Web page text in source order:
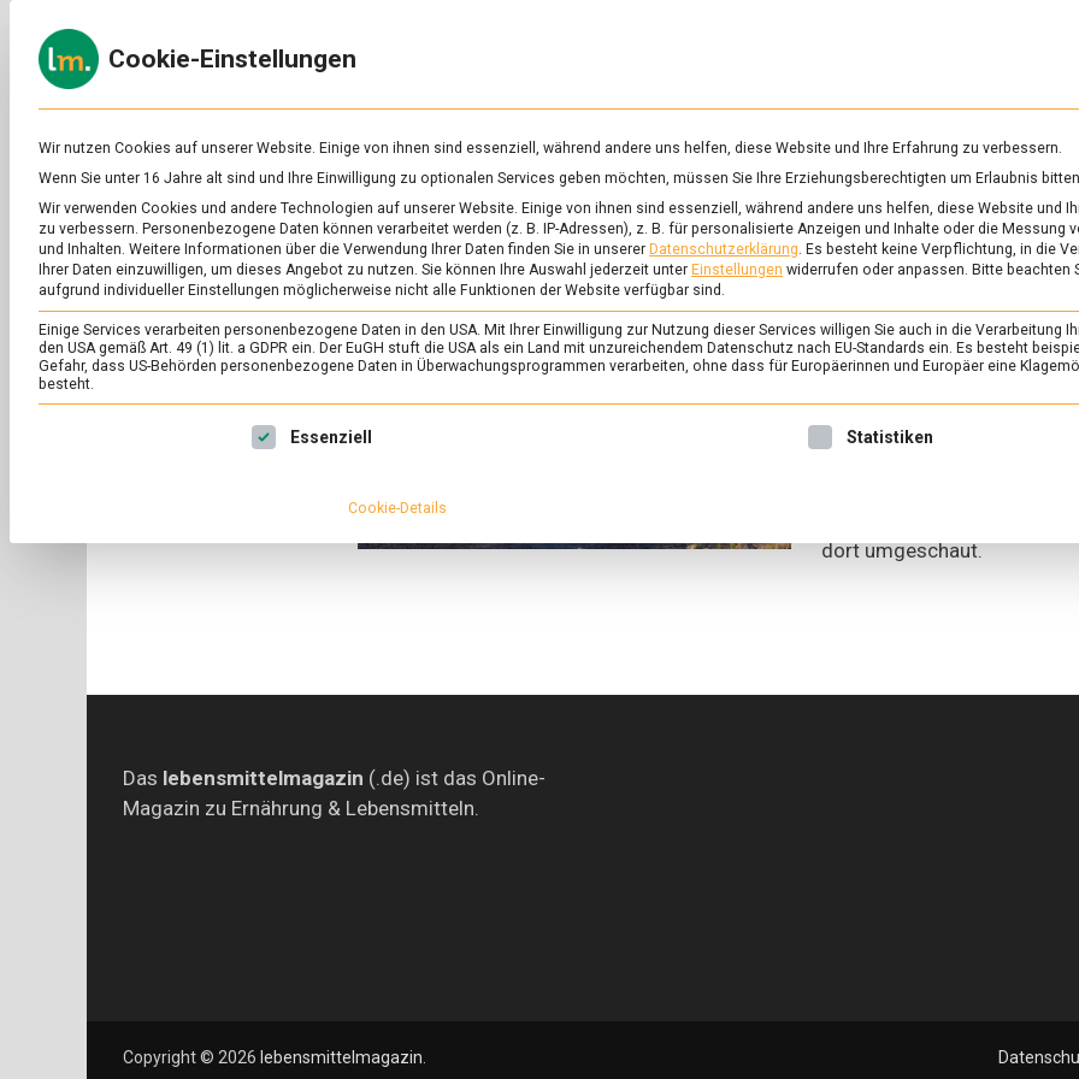
to
content
zu
&
Ernährung
SCHLAGWORT: VEGETARISCHE KÜCHE
FEATURED
Permakultur im
Portugal
Johannes
Der erste Urlaub nach langer
Wir haben uns für das
dort umgeschaut.
Das lebensmittelmagazin (.de) ist das Online-
Magazin zu Ernährung & Lebensmitteln.
Copyright © 2026 lebensmittelmagazin
Cookie-Einstellungen
Wir nutzen Cookies auf unserer Website. Einige von ihnen sind essenziell, während andere uns helfen, diese Website und Ihre Erfahrung zu verbessern.
Wenn Sie unter 16 Jahre alt sind und Ihre Einwilligung zu optionalen Services geben möchten, müssen Sie Ihre Erziehungsberechtigten um Erlaubnis
Wir verwenden Cookies und andere Technologien auf unserer Website. Einige von ihnen sind essenziell, während andere uns helfen, diese Website und
zu verbessern. Personenbezogene Daten können verarbeitet werden (z. B. IP-Adressen), z. B. für personalisierte Anzeigen und Inhalte oder die Messung
und Inhalten. Weitere Informationen über die Verwendung Ihrer Daten finden Sie in unserer Datenschutzerklärung. Es besteht keine Verpflichtung, in die
Ihrer Daten einzuwilligen, um dieses Angebot zu nutzen. Sie können Ihre Auswahl jederzeit unter Einstellungen widerrufen oder anpassen. Bitte beachten
aufgrund individueller Einstellungen möglicherweise nicht alle Funktionen der Website verfügbar sind.
Einige Services verarbeiten personenbezogene Daten in den USA. Mit Ihrer Einwilligung zur Nutzung dieser Services willigen Sie auch in die Verarbeitung
den USA gemäß Art. 49 (1) lit. a GDPR ein. Der EuGH stuft die USA als ein Land mit unzureichendem Datenschutz nach EU-Standards ein. Es besteht
Gefahr, dass US-Behörden personenbezogene Daten in Überwachungsprogrammen verarbeiten, ohne dass für Europäerinnen und Europäer eine
besteht.
Es folgt eine Liste der Service-Gruppen, für die eine Einwilligung erteilt werden kann. Die erste Service-Gruppe ist
Essenziell Statistiken
Cookie-Details